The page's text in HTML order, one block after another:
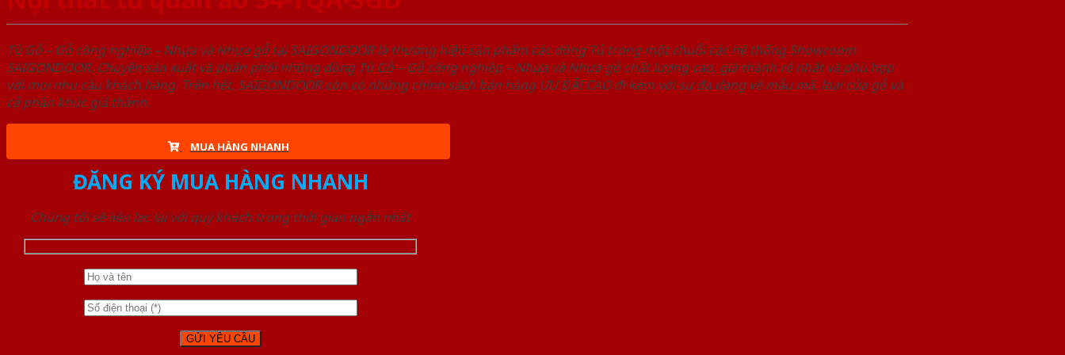
Tủ Gỗ – Gỗ công nghiêp – Nhựa và Nhựa gỗ tại SAIGONDOOR là thương hiệu sản phẩm các dòng Tủ trong một chuỗi các hệ thống Showroom
SAIGONDOOR. Chuyên sản xuất và phân phối những dòng Tủ Gỗ – Gỗ công nghiêp – Nhựa và Nhựa gỗ chất lượng cao, giá thành rẻ nhất và phù hợp
với mọi nhu cầu khách hàng. Trên hết, SAIGONDOOR còn có những chính sách bán hàng ƯU ĐÃI CAO đi kèm với sự đa dạng về mẫu mã, loại cửa gỗ và
cả phân khúc giá thành.
MUA HÀNG NHANH
ĐĂNG KÝ MUA HÀNG NHANH
Chúng tôi sẽ liên lạc lại với quý khách trong thời gian ngắn nhất